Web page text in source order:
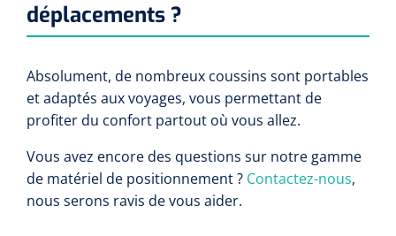
déplacements ?
Absolument, de nombreux coussins sont portables
et adaptés aux voyages, vous permettant de
profiter du confort partout où vous allez.
Vous avez encore des questions sur notre gamme
de matériel de positionnement ? Contactez-nous,
nous serons ravis de vous aider.